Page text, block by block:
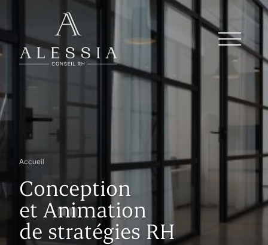
Accueil
Conception
et Animation
de stratégies RH